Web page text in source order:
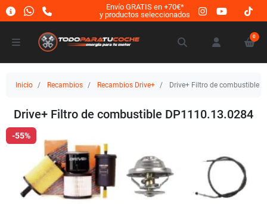
Envío GRATIS en +70€*
y productos seleccionados
0
Inicio Recambios Recambios Drive+ Drive+ Filtro de combustible
Drive+ Filtro de combustible DP1110.13.0284
-55%